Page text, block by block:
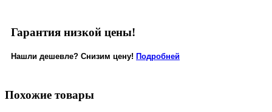
Гарантия низкой цены!
Нашли дешевле? Снизим цену! Подробней
Похожие товары